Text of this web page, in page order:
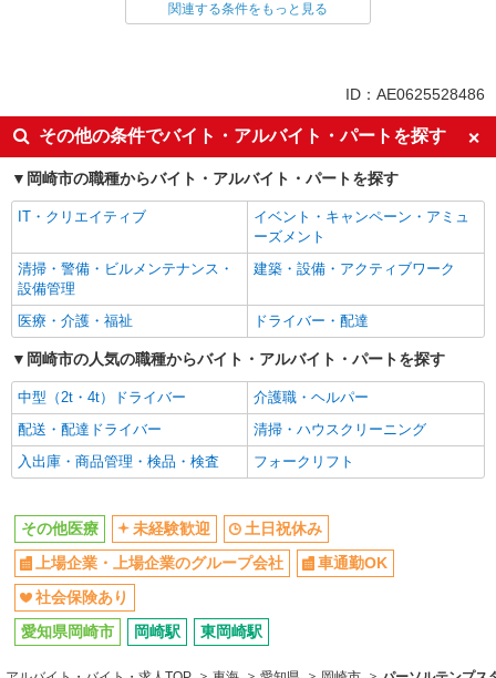
同じ特徴から求人を探す
社会保険あり
関連する条件をもっと見る
ID：AE0625528486
その他の条件でバイト・アルバイト・パートを探す
岡崎市の職種からバイト・アルバイト・パートを探す
IT・クリエイティブ
イベント・キャンペーン・アミュ
ーズメント
清掃・警備・ビルメンテナンス・
設備管理
建築・設備・アクティブワーク
医療・介護・福祉 ドライバー・配達
岡崎市の人気の職種からバイト・アルバイト・パートを探す
中型（2t・4t）ドライバー
介護職・ヘルパー
配送・配達ドライバー
清掃・ハウスクリーニング
入出庫・商品管理・検品・検査
フォークリフト
その他医療 未経験歓迎
土日祝休み
上場企業・上場企業のグループ会社
車通勤OK
社会保険あり
愛知県岡崎市
岡崎駅 東岡崎駅